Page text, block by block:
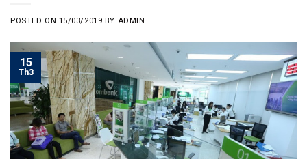
POSTED ON 15/03/2019 BY ADMIN
15
Th3